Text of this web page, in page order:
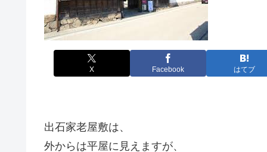
X Facebook はてブ
出石家老屋敷は、
外からは平屋に見えますが、